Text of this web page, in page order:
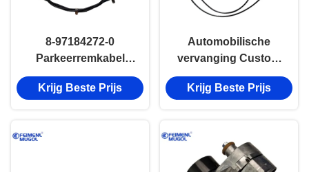
8-97184272-0
Parkeerremkabel
Geschikt ISUZU 600P
100P aandrijfseries
Krijg Beste Prijs
Automobilische
vervanging Custom
Tachometer Kabels 8-
94176220-0 ISUZU
Krijg Beste Prijs